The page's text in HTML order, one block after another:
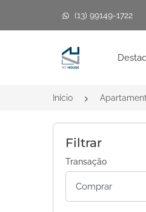
(13) 99149-1722
Página inicial
Início
Filtrar
Transação